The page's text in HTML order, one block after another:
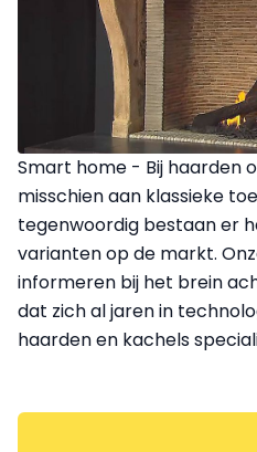
Smart home - Bij haarden
misschien aan klassieke
tegenwoordig bestaan er
varianten op de markt.
informeren bij het brein
dat zich al jaren in
haarden en kachels